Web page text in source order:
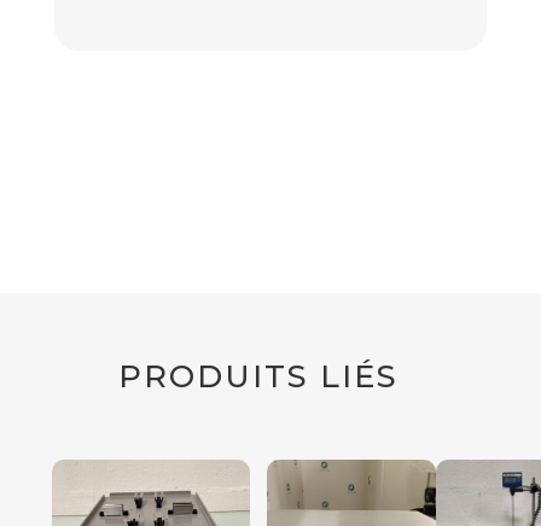
PRODUITS LIÉS